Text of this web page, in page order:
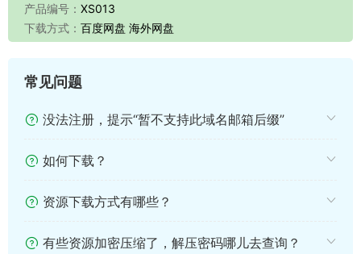
产品编号： XS013
下载方式： 百度网盘 海外网盘
常见问题
没法注册，提示“暂不支持此域名邮箱后缀”
如何下载？
资源下载方式有哪些？
有些资源加密压缩了，解压密码哪儿去查询？